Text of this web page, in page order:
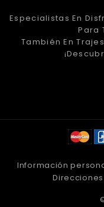
Especialistas En
Para
También En
Información
Direcciones